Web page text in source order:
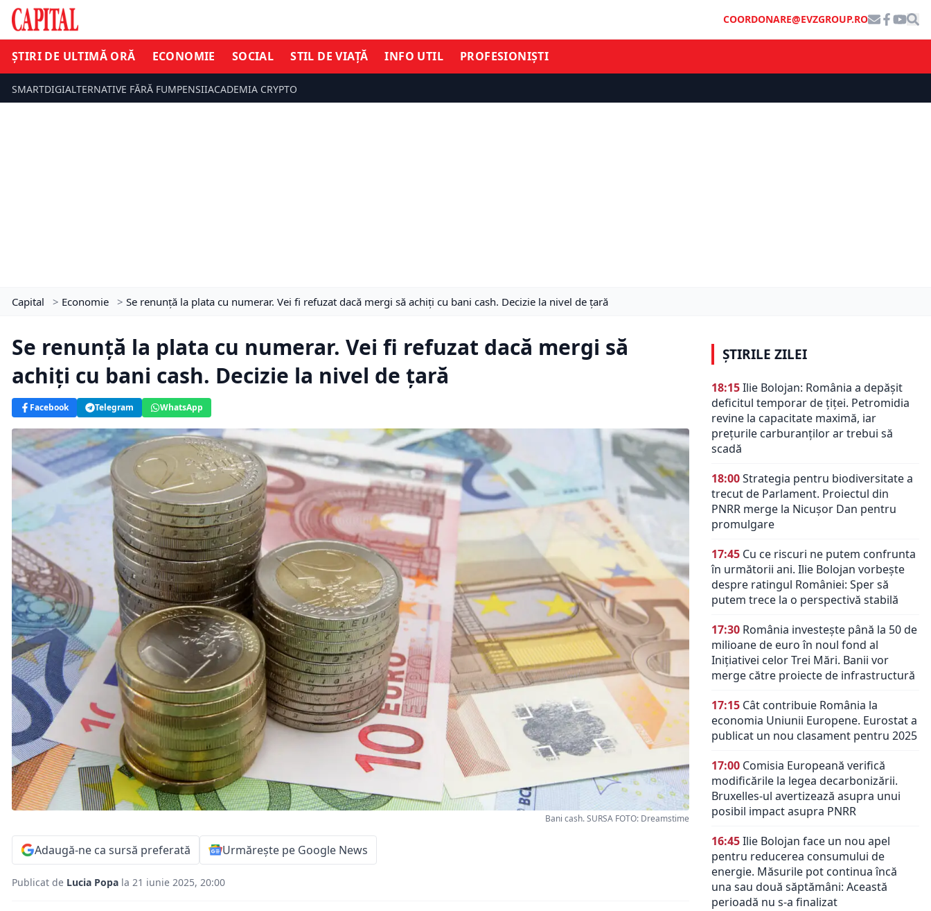
COORDONARE@EVZGROUP.RO
ȘTIRI DE ULTIMĂ ORĂ ECONOMIE SOCIAL STIL DE VIAȚĂ INFO UTIL PROFESIONIȘTI
SMARTDIGIALTERNATIVE FĂRĂ FUMPENSIIACADEMIA CRYPTO
Capital > Economie > Se renunță la plata cu numerar. Vei fi refuzat dacă mergi să achiți cu bani cash. Decizie la nivel de țară
Se renunță la plata cu numerar. Vei fi refuzat dacă mergi să
achiți cu bani cash. Decizie la nivel de țară
Facebook Telegram WhatsApp
Bani cash. SURSA FOTO: Dreamstime
Adaugă-ne ca sursă preferată Urmărește pe Google News
Publicat de Lucia Popa la 21 iunie 2025, 20:00
ȘTIRILE ZILEI
18:15Ilie Bolojan: România a depășit
deficitul temporar de țiței. Petromidia
revine la capacitate maximă, iar
prețurile carburanților ar trebui să
scadă
18:00Strategia pentru biodiversitate a
trecut de Parlament. Proiectul din
PNRR merge la Nicușor Dan pentru
promulgare
17:45 Cu ce riscuri ne putem confrunta
în următorii ani. Ilie Bolojan vorbește
despre ratingul României: Sper să
putem trece la o perspectivă stabilă
17:30 România investește până la 50 de
milioane de euro în noul fond al
Inițiativei celor Trei Mări. Banii vor
merge către proiecte de infrastructură
17:15 Cât contribuie România la
economia Uniunii Europene. Eurostat a
publicat un nou clasament pentru 2025
17:00 Comisia Europeană verifică
modificările la legea decarbonizării.
Bruxelles-ul avertizează asupra unui
posibil impact asupra PNRR
16:45Ilie Bolojan face un nou apel
pentru reducerea consumului de
energie. Măsurile pot continua încă
una sau două săptămâni: Această
perioadă nu s-a finalizat